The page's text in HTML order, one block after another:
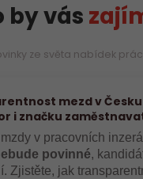
by vás
ze světa nabídek
mezd v
i značku
v pracovních
povinné,
Zjistěte, jak